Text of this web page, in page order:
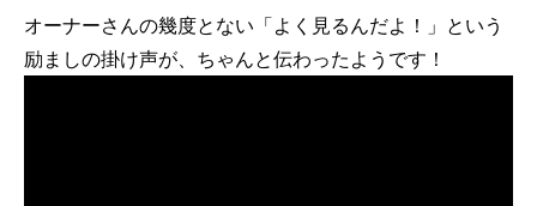
オーナーさんの幾度とない「よく見るんだよ！」という
励ましの掛け声が、ちゃんと伝わったようです！